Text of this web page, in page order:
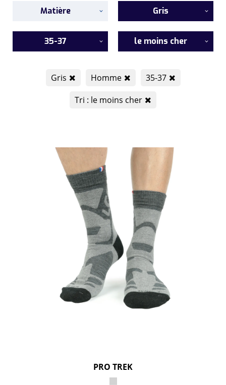
Matière Gris
35-37 le moins cher
Gris Homme
35-37
Tri : le moins cher
PRO TREK